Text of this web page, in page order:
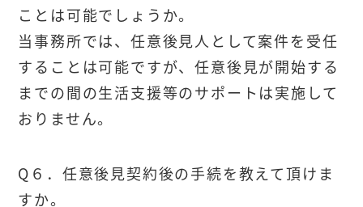
ことは可能でしょうか。
当事務所では、任意後見人として案件を受任
することは可能ですが、任意後見が開始する
までの間の生活支援等のサポートは実施して
おりません。
Q６．任意後見契約後の手続を教えて頂けま
すか。